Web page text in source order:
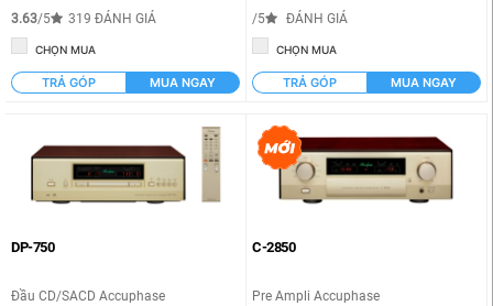
3.63/5 319 ĐÁNH GIÁ
CHỌN MUA
TRẢ GÓP MUA NGAY
/5 ĐÁNH GIÁ
CHỌN MUA
TRẢ GÓP MUA NGAY
DP-750
Đầu CD/SACD Accuphase
C-2850
Pre Ampli Accuphase